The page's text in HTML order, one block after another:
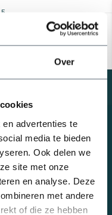
Over
advertenties te
media te bieden
Ook delen we
site met onze
en analyse. Deze
met andere
of die ze hebben
vraag ons te gek.
een mail naar
Beregeningsplan?